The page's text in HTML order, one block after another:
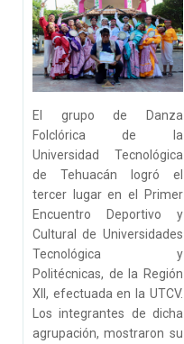
El grupo de Danza
Folclórica de la
Universidad Tecnológica
de Tehuacán logró el
tercer lugar en el Primer
Encuentro Deportivo y
Cultural de Universidades
Tecnológica y
Politécnicas, de la Región
XII, efectuada en la UTCV.
Los integrantes de dicha
agrupación, mostraron su